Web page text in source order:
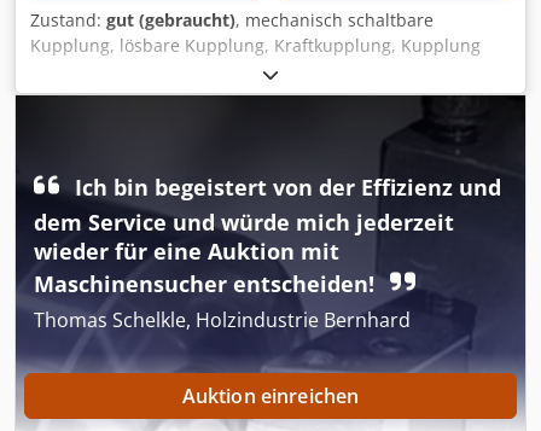
Zustand: gut (gebraucht), mechanisch schaltbare
Kupplung, lösbare Kupplung, Kraftkupplung, Kupplung
Cjdpfxeik Sl As Am Tsrf -Hersteller: Ortlinghaus, Kupplung
ohne Typbezeichnung -Übersetzung: i= 1:1 -Wellen: Ø
24x60 / 24x55 mm -Abmessungen: 310/212/H213 mm -
Ich bin begeistert von der Effizienz und
dem Service und würde mich jederzeit
wieder für eine Auktion mit
Maschinensucher entscheiden!
Thomas Schelkle, Holzindustrie Bernhard
Auktion einreichen